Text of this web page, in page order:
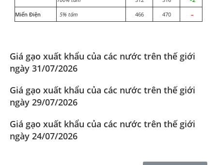
Miến Điện
5% tấm 466 470 –
Giá gạo xuất khẩu của các nước trên thế giới
ngày 31/07/2026
Giá gạo xuất khẩu của các nước trên thế giới
ngày 29/07/2026
Giá gạo xuất khẩu của các nước trên thế giới
ngày 24/07/2026